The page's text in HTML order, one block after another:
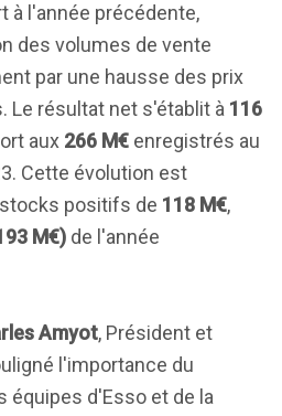
à l'année précédente,
des volumes de vente
par une hausse des prix
Le résultat net s'établit à 116
aux 266 M€ enregistrés au
Cette évolution est
positifs de 118 M€,
M€) de l'année
Amyot, Président et
l'importance du
d'Esso et de la